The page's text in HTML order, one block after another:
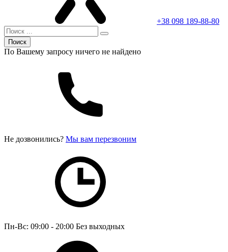
+38 098 189-88-80
Поиск
По Вашему запросу ничего не найдено
Не дозвонились? Мы вам перезвоним
Пн-Вс: 09:00 - 20:00 Без выходных